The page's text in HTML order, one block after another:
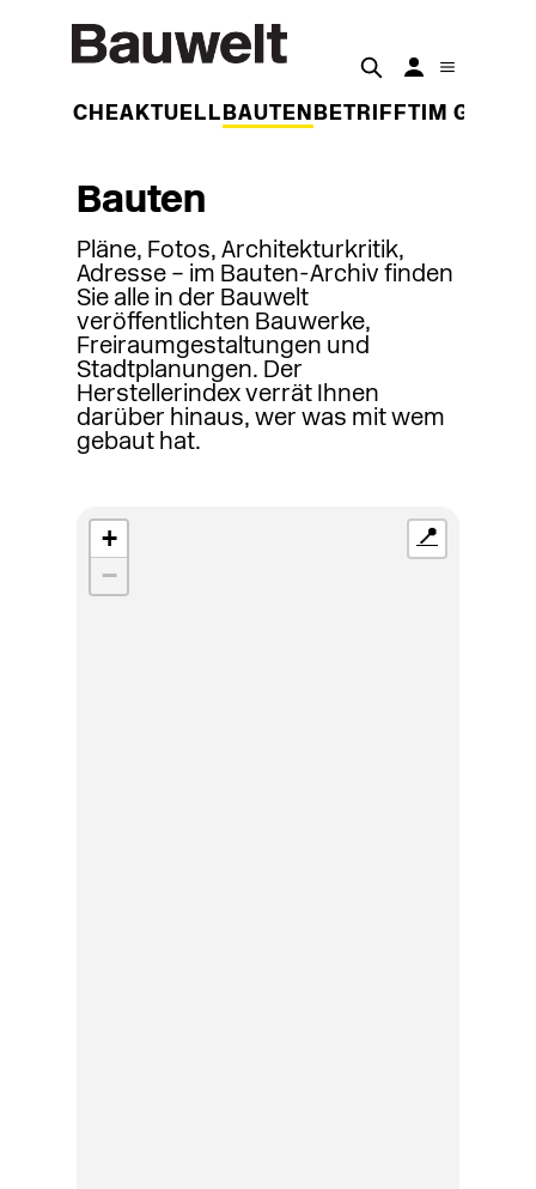
WOCHEAKTUELL BAUTEN BETRIFFT IM
Bauten
Pläne, Fotos, Architekturkritik,
Adresse – im Bauten-Archiv finden
Sie alle in der Bauwelt
veröffentlichten Bauwerke,
Freiraumgestaltungen und
Stadtplanungen. Der
Herstellerindex verrät Ihnen
darüber hinaus, wer was mit wem
gebaut hat.
+
−
📍